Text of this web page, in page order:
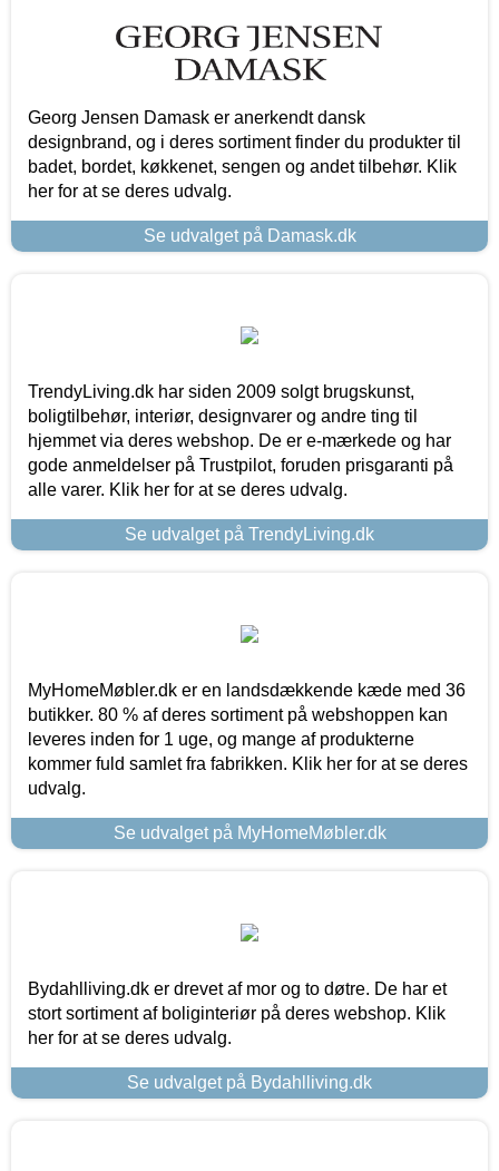
Georg Jensen Damask er anerkendt dansk
designbrand, og i deres sortiment finder du produkter til
badet, bordet, køkkenet, sengen og andet tilbehør. Klik
her for at se deres udvalg.
Se udvalget på Damask.dk
TrendyLiving.dk har siden 2009 solgt brugskunst,
boligtilbehør, interiør, designvarer og andre ting til
hjemmet via deres webshop. De er e-mærkede og har
gode anmeldelser på Trustpilot, foruden prisgaranti på
alle varer. Klik her for at se deres udvalg.
Se udvalget på TrendyLiving.dk
MyHomeMøbler.dk er en landsdækkende kæde med 36
butikker. 80 % af deres sortiment på webshoppen kan
leveres inden for 1 uge, og mange af produkterne
kommer fuld samlet fra fabrikken. Klik her for at se deres
udvalg.
Se udvalget på MyHomeMøbler.dk
Bydahlliving.dk er drevet af mor og to døtre. De har et
stort sortiment af boliginteriør på deres webshop. Klik
her for at se deres udvalg.
Se udvalget på Bydahlliving.dk